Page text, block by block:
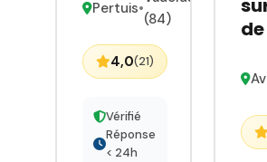
de
Pertuis•
(84)
4,0(21)
Vérifié
Réponse
< 24h